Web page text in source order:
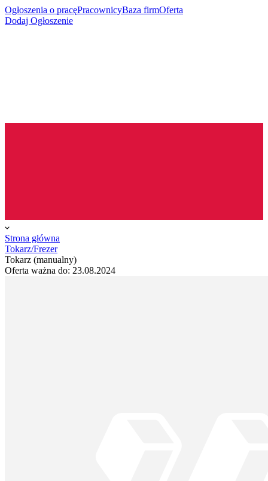
Ogłoszenia o pracęPracownicyBaza firmOferta
Dodaj Ogłoszenie
Strona główna
Tokarz/Frezer
Tokarz (manualny)
Oferta ważna do: 23.08.2024